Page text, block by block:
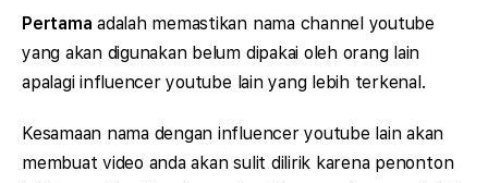
Pertama adalah memastikan nama channel youtube
yang akan digunakan belum dipakai oleh orang lain
apalagi influencer youtube lain yang lebih terkenal.
Kesamaan nama dengan influencer youtube lain akan
membuat video anda akan sulit dilirik karena penonton